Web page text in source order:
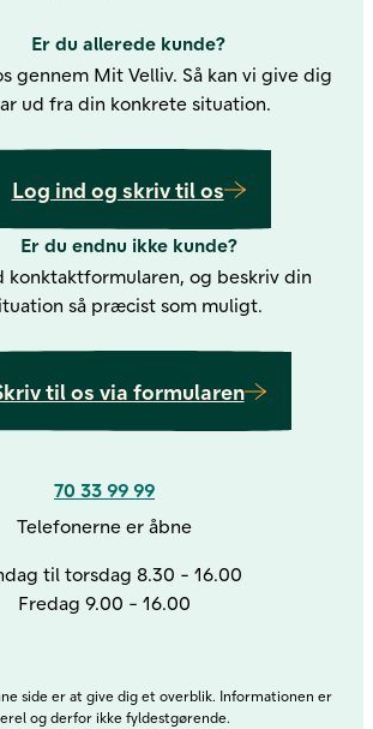
Er du allerede kunde?
gennem Mit Velliv. Så kan vi give dig
ud fra din konkrete situation.
Log ind og skriv til os
Er du endnu ikke kunde?
konktaktformularen, og beskriv din
så præcist som muligt.
til os via formularen
70 33 99 99
Telefonerne er åbne
til torsdag 8.30 - 16.00
Fredag 9.00 - 16.00
side er at give dig et overblik. Informationen er
og derfor ikke fyldestgørende.